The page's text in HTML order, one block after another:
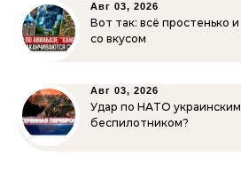
Авг 03, 2026
Вот так: всё простенько и
со вкусом
Авг 03, 2026
Удар по НАТО украинским
беспилотником?